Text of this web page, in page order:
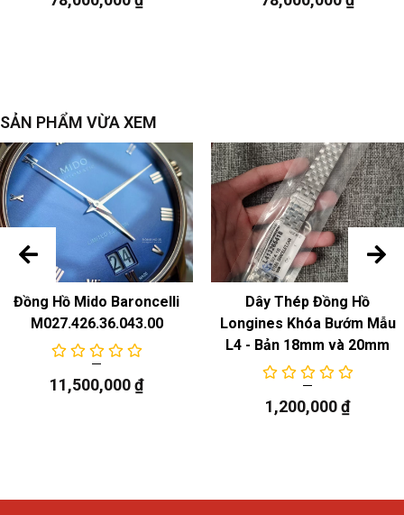
SẢN PHẨM VỪA XEM
Đồng Hồ Mido Baroncelli
M027.426.36.043.00
11,500,000₫
Dây Thép Đồng Hồ
Longines Khóa Bướm Mẫu
L4 - Bản 18mm và 20mm
1,200,000₫